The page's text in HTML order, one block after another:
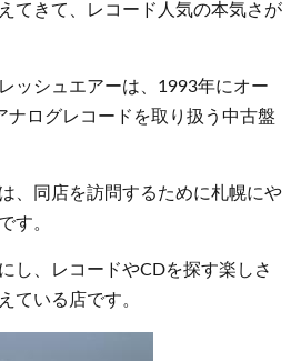
てきて、レコード人気の本気さが
ッシュエアーは、1993年にオー
ナログレコードを取り扱う中古盤
、同店を訪問するために札幌にや
す。
し、レコードやCDを探す楽しさ
ている店です。